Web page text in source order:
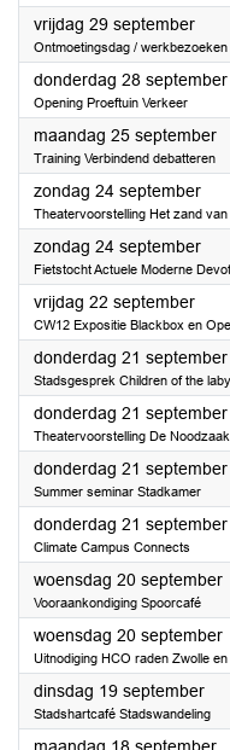
vrijdag 29 september2023
Ontmoetingsdag / werkbezoeken
donderdag 28 september
Opening Proeftuin Verkeer
maandag 25 september
Training Verbindend debatteren
zondag 24 september2023
Theatervoorstelling Het zand
zondag 24 september2023
Fietstocht Actuele Moderne
vrijdag 22 september2023
CW12 Expositie Blackbox en
donderdag 21 september
Stadsgesprek Children of the
donderdag 21 september
Theatervoorstelling De Noodzaak
donderdag 21 september
Summer seminar Stadkamer
donderdag 21 september
Climate Campus Connects
woensdag 20 september
Vooraankondiging Spoorcafé
woensdag 20 september
Uitnodiging HCO raden Zwolle
dinsdag 19 september
Stadshartcafé Stadswandeling